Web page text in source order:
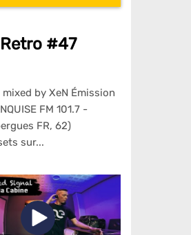
#47
by XeN Émission
FM 101.7 -
FR, 62)
sur...